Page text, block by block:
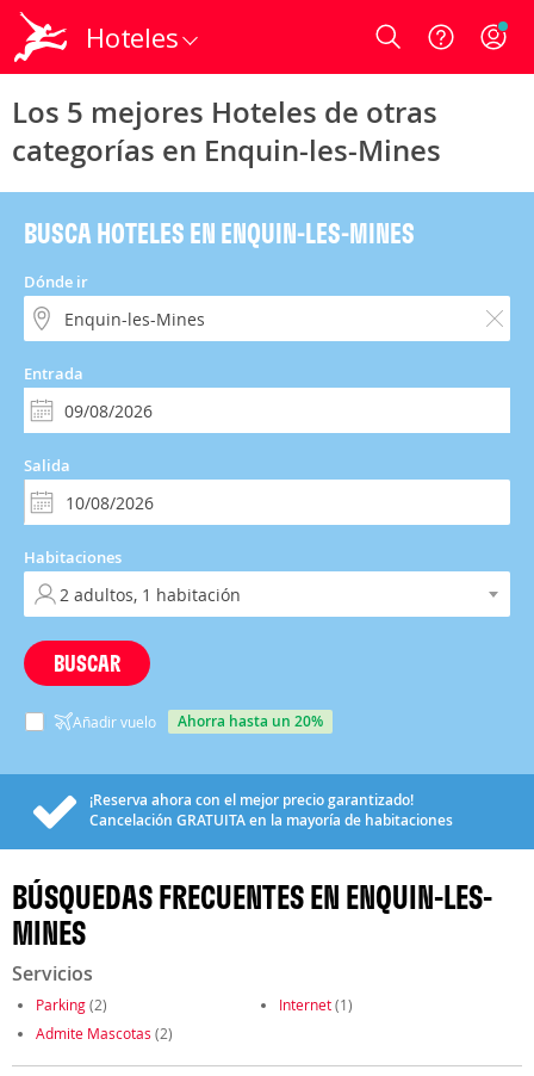
Hoteles Login
Los 5 mejores Hoteles de otras
categorías en Enquin-les-Mines
BUSCA HOTELES EN ENQUIN-LES-MINES
Dónde ir
Entrada
Salida
Habitaciones
BUSCAR
Añadir vuelo ahorra hasta un 20%
¡Reserva ahora con el mejor precio garantizado!
Cancelación GRATUITAen la mayoría de habitaciones
BÚSQUEDAS FRECUENTES EN ENQUIN-LES-
MINES
Servicios
Parking(2) Internet(1)
Admite Mascotas (2)